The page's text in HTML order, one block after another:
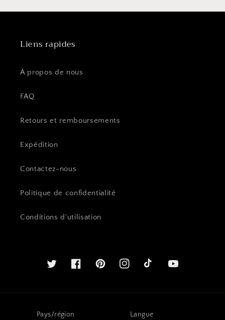
Liens rapides
À propos de nous
FAQ
Retours et remboursements
Expédition
Contactez-nous
Politique de confidentialité
Conditions d'utilisation
Twitter FacebookPinterestInstagram Youtube
Pays/région Langue